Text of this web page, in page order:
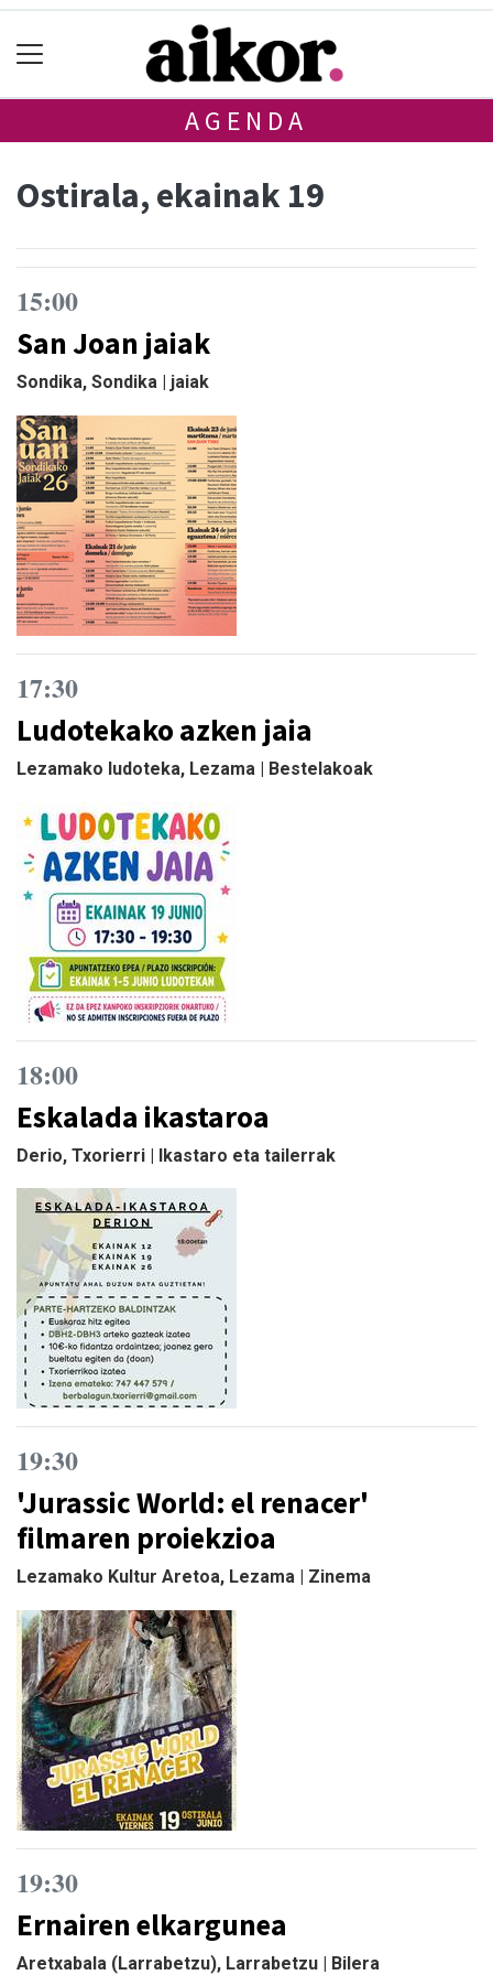
AGENDA
Ostirala, ekainak 19
15:00
San Joan jaiak
Sondika, Sondika | jaiak
17:30
Ludotekako azken jaia
Lezamako ludoteka, Lezama | Bestelakoak
18:00
Eskalada ikastaroa
Derio, Txorierri | Ikastaro eta tailerrak
19:30
'Jurassic World: el renacer'
filmaren proiekzioa
Lezamako Kultur Aretoa, Lezama | Zinema
19:30
Ernairen elkargunea
Aretxabala (Larrabetzu), Larrabetzu | Bilera